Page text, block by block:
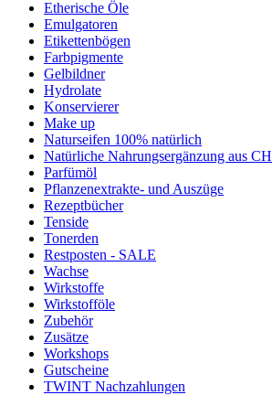
Etherische Öle
Emulgatoren
Etikettenbögen
Farbpigmente
Gelbildner
Hydrolate
Konservierer
Make up
Naturseifen 100% natürlich
Natürliche Nahrungsergänzung aus CH
Parfümöl
Pflanzenextrakte- und Auszüge
Rezeptbücher
Tenside
Tonerden
Restposten - SALE
Wachse
Wirkstoffe
Wirkstofföle
Zubehör
Zusätze
Workshops
Gutscheine
TWINT Nachzahlungen